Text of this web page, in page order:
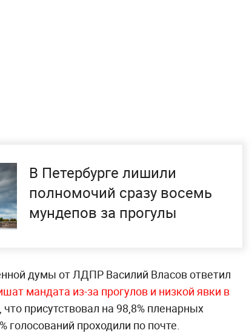
В Петербурге лишили
полномочий сразу восемь
мундепов за прогулы
думы от ЛДПР Василий Власов ответил
мандата из-за прогулов и низкой явки в
присутствовал на 98,8% пленарных
голосований проходили по почте.